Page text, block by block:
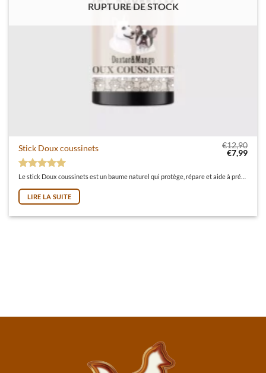
RUPTURE DE STOCK
Stick Doux coussinets
Note5sur 5
€12,90
Le prix
€7,99Le
LIRE LA SUITE